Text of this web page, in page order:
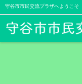
守谷市市民交流プラザへようこそ